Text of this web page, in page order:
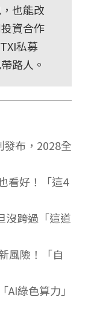
也能改
資合作
私募
路人。
發布，2028全
看好！「這4
沒跨過「這道
風險！「自
綠色算力」